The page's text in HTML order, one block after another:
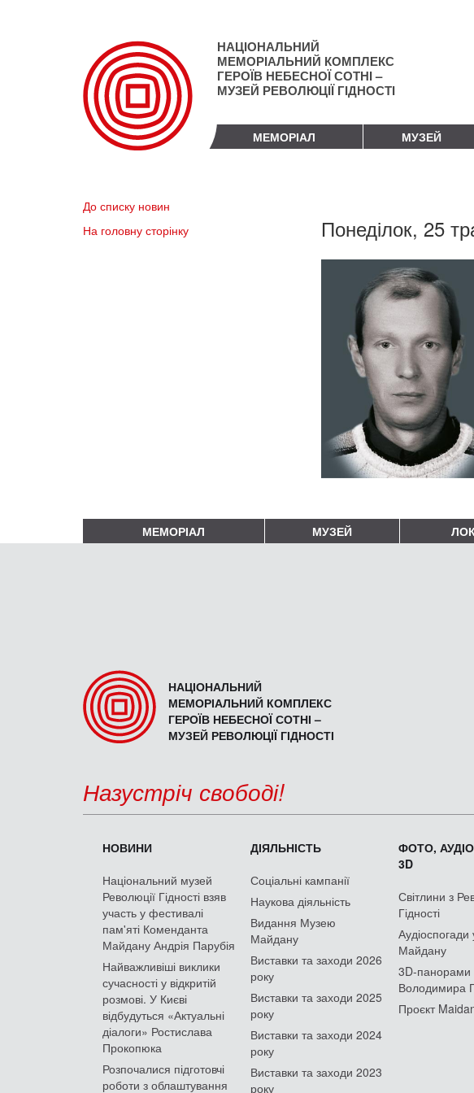
НАЦІОНАЛЬНИЙ
МЕМОРІАЛЬНИЙ КОМПЛЕКС
ГЕРОЇВ НЕБЕСНОЇ СОТНІ –
МУЗЕЙ РЕВОЛЮЦІЇ ГІДНОСТІ
МЕМОРІАЛ МУЗЕЙ
До списку новин
На головну сторінку
Понеділок, 25
МЕМОРІАЛ МУЗЕЙ
НАЦІОНАЛЬНИЙ
МЕМОРІАЛЬНИЙ КОМПЛЕКС
ГЕРОЇВ НЕБЕСНОЇ СОТНІ –
МУЗЕЙ РЕВОЛЮЦІЇ ГІДНОСТІ
Назустріч свободі!
НОВИНИ
Національний музей
Революції Гідності взяв
участь у фестивалі
пам'яті Коменданта
Майдану Андрія Парубія
Найважливіші виклики
сучасності у відкритій
розмові. У Києві
відбудуться «Актуальні
діалоги» Ростислава
Прокопюка
Розпочалися підготовчі
роботи з облаштування
ДІЯЛЬНІСТЬ
Соціальні кампанії
Наукова діяльність
Видання Музею
Майдану
Виставки та заходи 2026
року
Виставки та заходи 2025
року
Виставки та заходи 2024
року
Виставки та заходи 2023
року
ФОТО,
3D
Світлини з
Гідності
Аудіоспогади
Майдану
3D-панорами
Володимира
Проєкт